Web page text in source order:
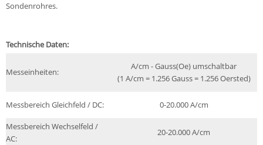
Sondenrohres.
Technische Daten:
Messeinheiten:
A/cm - Gauss(Oe) umschaltbar
(1 A/cm = 1.256 Gauss = 1.256 Oersted)
Messbereich Gleichfeld / DC: 0-20.000 A/cm
Messbereich Wechselfeld /
AC:
20-20.000 A/cm